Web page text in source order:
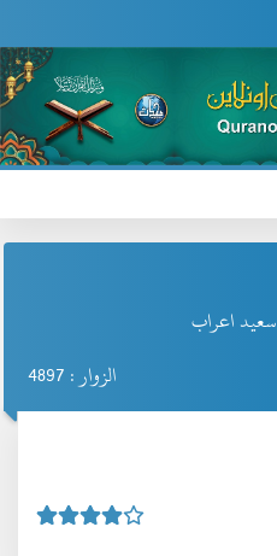
سعيد اعراب
الزوار : 4897